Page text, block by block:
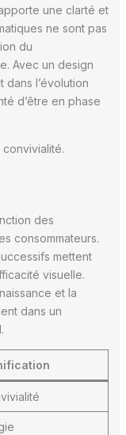
une clarté et
ne sont pas
du
Avec un design
dans l’évolution
d’être en phase
des
consommateurs.
mettent
visuelle.
et la
dans un